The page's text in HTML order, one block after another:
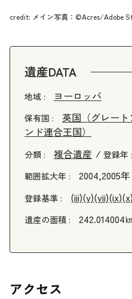
credit: メイン写真：©Acres/Adobe
遺産DATA
地域 : ヨーロッパ
保有国 :
英国（グレー
ンド連合王国）
分類 : 複合遺産 登録年 :
範囲拡大年 : 2004,2005年
登録基準 : (iii)(v)(vii)(ix)(x)
遺産の面積 : 242.014004
アクセス